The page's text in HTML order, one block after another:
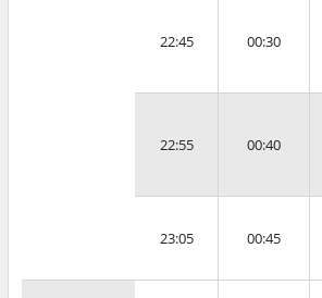
22:45 00:30
22:55 00:40
23:05 00:45